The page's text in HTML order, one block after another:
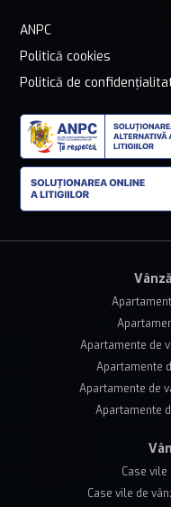
ANPC
Politică cookies
Politică de
Apartamente de
Apartamente
Apartamente de
Apartamente
Case
Case vile de